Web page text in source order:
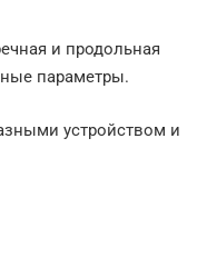
и продольная
параметры.
устройством и